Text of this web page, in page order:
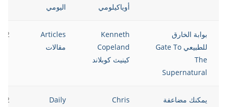
أوياكيلومي
اليومي
بوابة الخارق
للطبيعي Gate To
The
Supernatural
Kenneth
Copeland
كينيث كوبلاند
Articles
مقالات
يمكنك مضاعفة
Chris
Daily